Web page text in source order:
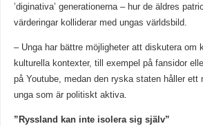
’diginativa’ generationerna – hur de äldres
värderingar kolliderar med ungas världsbild.
– Unga har bättre möjligheter att diskutera om
kulturella kontexter, till exempel på fansidor
på Youtube, medan den ryska staten håller ett
unga som är politiskt aktiva.
”Ryssland kan inte isolera sig själv”